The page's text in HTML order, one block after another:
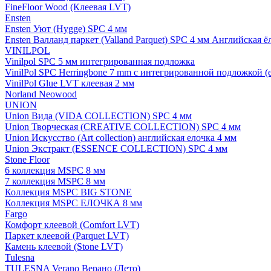
FineFloor Wood (Клеевая LVT)
Ensten
Ensten Уют (Hygge) SPC 4 мм
Ensten Валланд паркет (Valland Parquet) SPC 4 мм Английская
VINILPOL
Vinilpol SPC 5 мм интегрированная подложка
VinilPol SPC Herringbone 7 mm с интегрированной подложкой
VinilPol Glue LVT клеевая 2 мм
Norland Neowood
UNION
Union Вида (VIDA COLLECTION) SPC 4 мм
Union Творческая (CREATIVE COLLECTION) SPC 4 мм
Union Искусство (Art collection) английская елочка 4 мм
Union Экстракт (ESSENCE COLLECTION) SPC 4 мм
Stone Floor
6 коллекция MSPC 8 мм
7 коллекция MSPC 8 мм
Коллекция MSPC BIG STONE
Коллекция MSPC ЕЛОЧКА 8 мм
Fargo
Комфорт клеевой (Comfort LVT)
Паркет клеевой (Parquet LVT)
Камень клеевой (Stone LVT)
Tulesna
TULESNA Verano Верано (Лето)